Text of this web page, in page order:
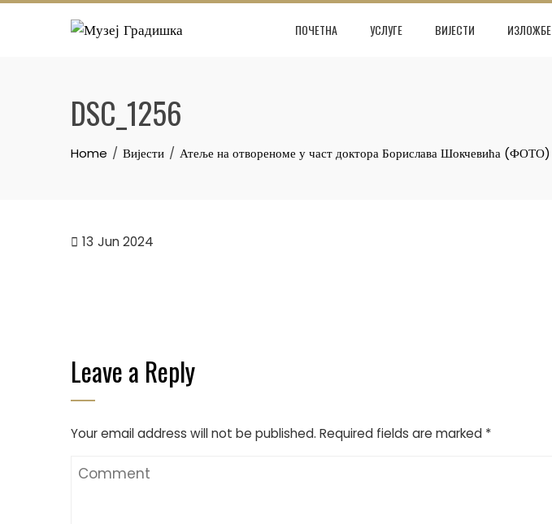
Skip
ПОЧЕТНА УСЛУГЕ ВИЈЕСТИ ИЗЛОЖБЕ
DSC_1256
Home Вијести Атеље на отвореноме у част доктора Борислава Шокчевића (ФОТО)
13 Jun 2024
Leave a Reply
Your email address will not be published. Required fields are marked *